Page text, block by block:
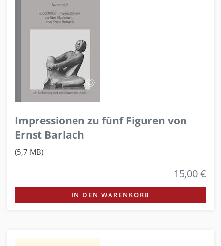
Impressionen zu fünf Figuren von
Ernst Barlach
(5,7 MB)
15,00 €
IN DEN WARENKORB